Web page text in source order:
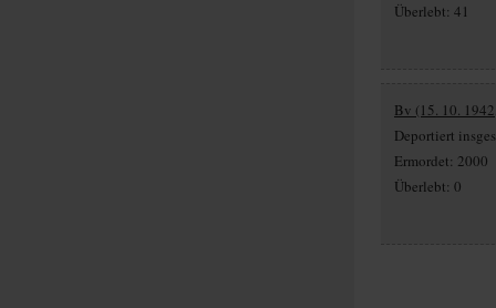
Überlebt: 41
Bv (15. 10.
Deportiert
Ermordet: 2000
Überlebt: 0